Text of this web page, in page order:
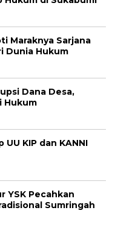
Maraknya Sarjana
Dunia Hukum
Dana Desa,
Hukum
UU KIP dan KANNI
YSK Pecahkan
Sumringah